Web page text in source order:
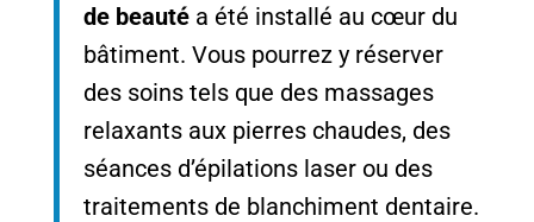
de beautéa été installé au cœur du
bâtiment. Vous pourrez y réserver
des soins tels que des massages
relaxants aux pierres chaudes, des
séances d’épilations laser ou des
traitements de blanchiment dentaire.